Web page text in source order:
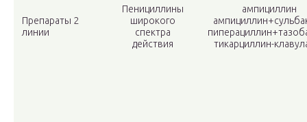
Препараты 2
линии
Пенициллины
широкого
спектра
действия
ампициллин
тикарциллин-